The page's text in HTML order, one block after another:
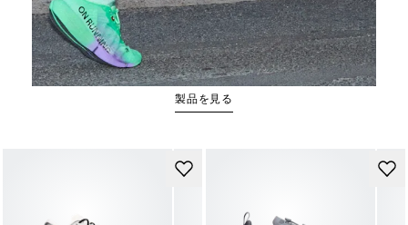
Cloudboom Strike 2
製品を見る